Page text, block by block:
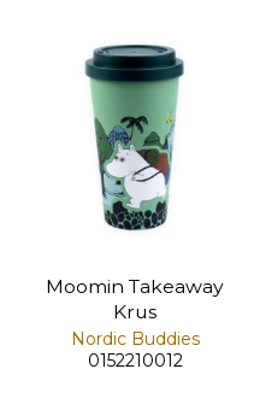
Moomin Takeaway
Krus
Nordic Buddies
0152210012